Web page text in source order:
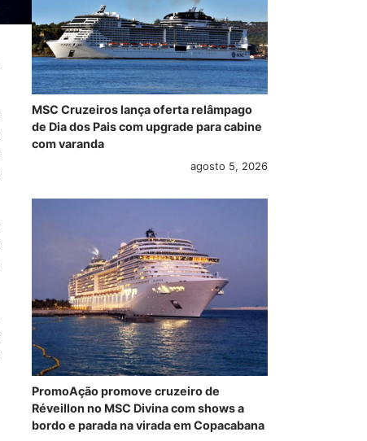
MSC Cruzeiros lança oferta relâmpago
de Dia dos Pais com upgrade para cabine
com varanda
agosto 5, 2026
PromoAção promove cruzeiro de
Réveillon no MSC Divina com shows a
bordo e parada na virada em Copacabana